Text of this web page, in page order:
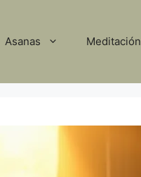
Asanas Meditación